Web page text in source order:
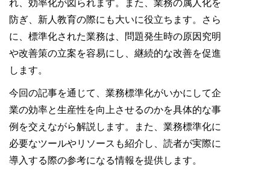
れ、効率化が図られます。また、業務の属人化を
防ぎ、新人教育の際にも大いに役立ちます。さら
に、標準化された業務は、問題発生時の原因究明
や改善策の立案を容易にし、継続的な改善を促進
します。
今回の記事を通じて、業務標準化がいかにして企
業の効率と生産性を向上させるのかを具体的な事
例を交えながら解説します。また、業務標準化に
必要なツールやリソースも紹介し、読者が実際に
導入する際の参考になる情報を提供します。